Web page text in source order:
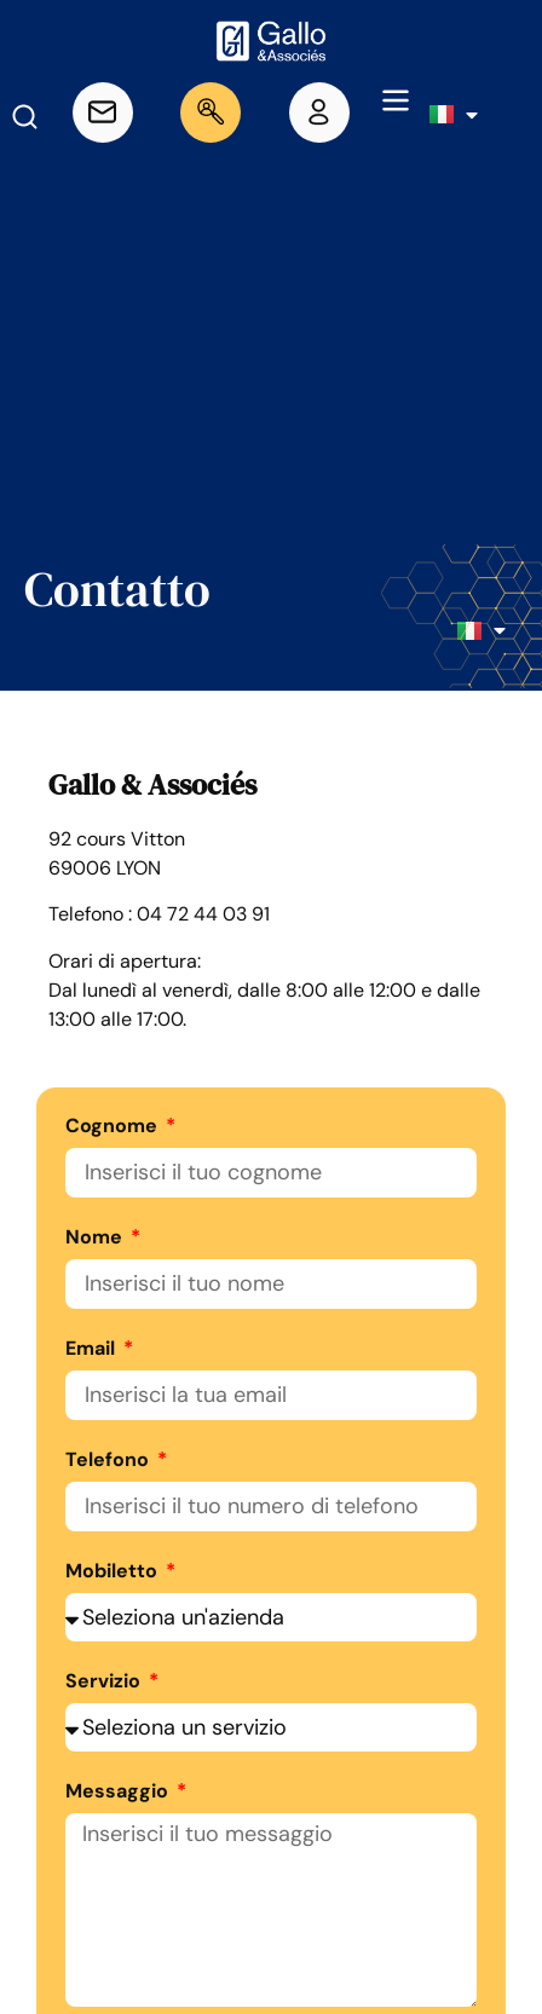
Contatto
Gallo & Associés
92 cours Vitton
69006 LYON
Telefono : 04 72 44 03 91
Orari di apertura:
Dal lunedì al venerdì, dalle 8:00 alle 12:00 e dalle
13:00 alle 17:00.
Cognome
Nome
Email
Telefono
Mobiletto
Servizio
Messaggio